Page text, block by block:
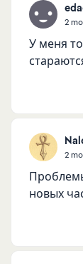
2
У меня
2
новых